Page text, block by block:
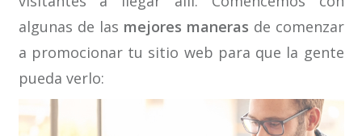
algunas de las mejores maneras de comenzar
a promocionar tu sitio web para que la gente
pueda verlo: